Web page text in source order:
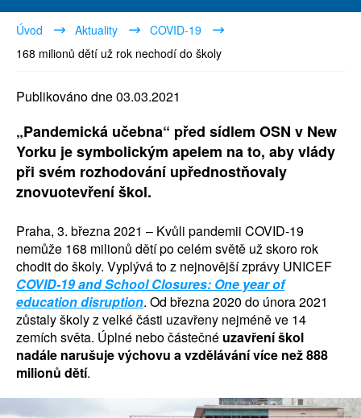
Úvod Aktuality
COVID-19
168 milionů dětí už rok nechodí do školy
Publikováno dne 03.03.2021
„Pandemická učebna“ před sídlem OSN v New
Yorku je symbolickým apelem na to, aby vlády
při svém rozhodování upřednostňovaly
znovuotevření škol.
Praha, 3. března 2021 – Kvůli pandemii COVID-19
nemůže 168 milionů dětí po celém světě už skoro rok
chodit do školy. Vyplývá to z nejnovější zprávy UNICEF
COVID-19 and School Closures: One year of
education disruption. Od března 2020 do února 2021
zůstaly školy z velké části uzavřeny nejméně ve 14
zemích světa. Úplné nebo částečné uzavření škol
nadále narušuje výchovu a vzdělávání více než 888
milionů dětí.